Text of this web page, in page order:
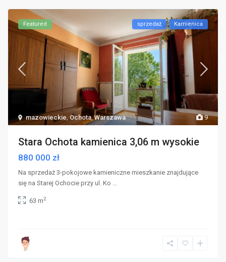
9
mazowieckie, Ochota,Warszawa
Featured sprzedaż Kamienica
Stara Ochota kamienica 3,06 m wysokie
880 000 zł
Na sprzedaż 3-pokojowe kamieniczne mieszkanie znajdujące
się na Starej Ochocie przy ul. Ko ...
63 m2